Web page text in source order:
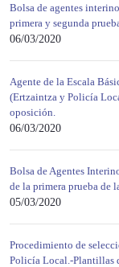
Bolsa de agentes
primera y segunda
06/03/2020
Agente de la Escala
(Ertzaintza y Policía
oposición.
06/03/2020
Bolsa de Agentes
de la primera prueba de
05/03/2020
Procedimiento de
Policía Local.-Plantillas